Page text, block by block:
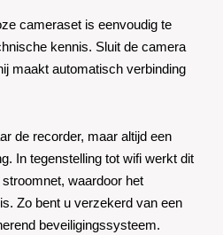
cameraset is eenvoudig te
kennis. Sluit de camera
maakt automatisch verbinding
de recorder, maar altijd een
In tegenstelling tot wifi werkt dit
waardoor het
Zo bent u verzekerd van een
beveiligingssysteem.